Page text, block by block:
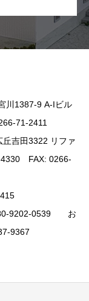
1387-9 A-Iビル
71-2411
吉田3322 リファ
FAX: 0266-
9202-0539 お
9367